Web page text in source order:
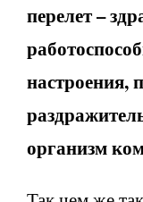
перелет –
настроения,
организм